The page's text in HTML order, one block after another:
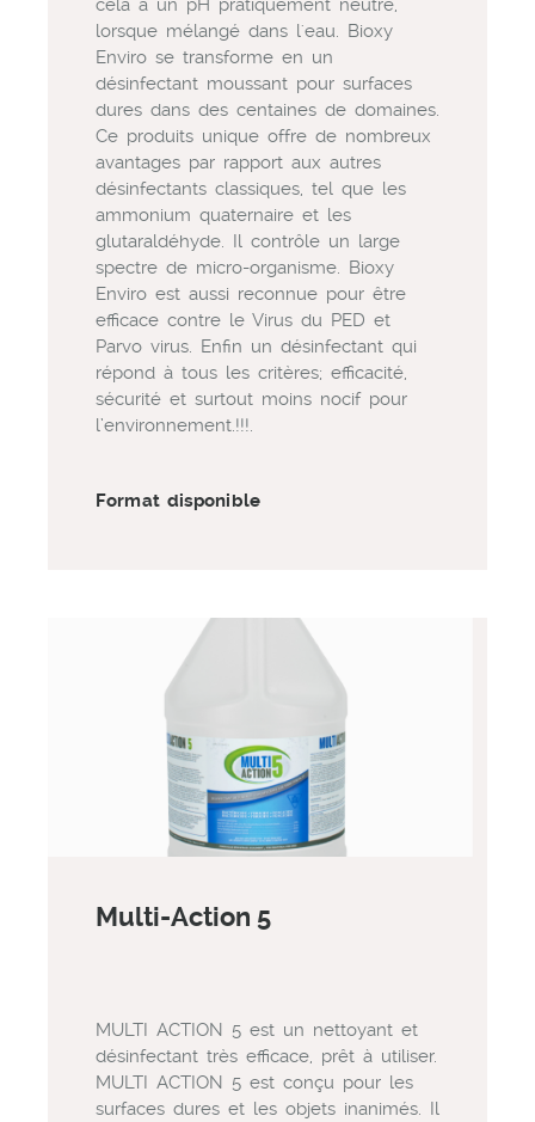
cela à un pH pratiquement neutre,
lorsque mélangé dans l'eau. Bioxy
Enviro se transforme en un
désinfectant moussant pour surfaces
dures dans des centaines de domaines.
Ce produits unique offre de nombreux
avantages par rapport aux autres
désinfectants classiques, tel que les
ammonium quaternaire et les
glutaraldéhyde. Il contrôle un large
spectre de micro-organisme. Bioxy
Enviro est aussi reconnue pour être
efficace contre le Virus du PED et
Parvo virus. Enfin un désinfectant qui
répond à tous les critères; efficacité,
sécurité et surtout moins nocif pour
l’environnement.!!!.
Format disponible
Multi-Action 5
MULTI ACTION 5 est un nettoyant et
désinfectant très efficace, prêt à utiliser.
MULTI ACTION 5 est conçu pour les
surfaces dures et les objets inanimés. Il